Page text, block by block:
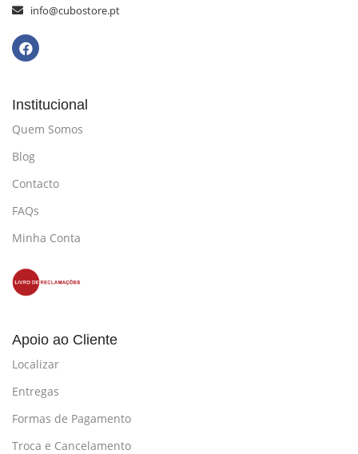
info@cubostore.pt
Institucional
Quem Somos
Blog
Contacto
FAQs
Minha Conta
Apoio ao Cliente
Localizar
Entregas
Formas de Pagamento
Troca e Cancelamento